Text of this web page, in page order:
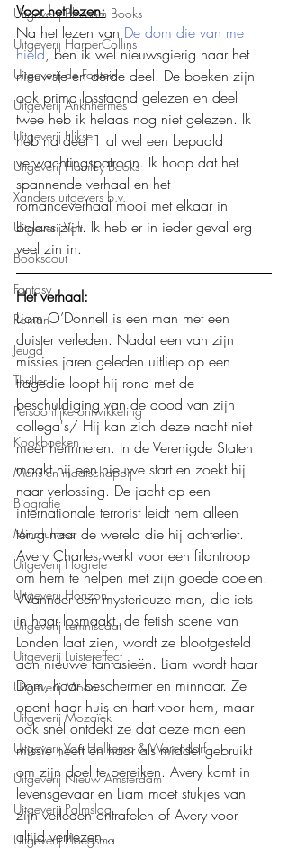
Uitgeverij Blossom Books
Uitgeverij HarperCollins
Uitgeverij de Fontein
Uitgeverij Ankhhermes
Uitgeverij Elikser
Uitgeverij Hamley Books
Xanders uitgevers b.v.
Uitgeverij Volt
Bookscout
Fantasy
Roman
Jeugd
Thriller
Persoonlijke ontwikkeling
Kookboeken
Mens en maatschappij
Biografie
Mindfulness
Uitgeverij Hogrefe
Uitgeverij Horizon
Uitgeverij Lemniscaat
Uitgeverij Luistereffect
Uitgeverij Moon
Uitgeverij Mozaïek
Uitgeverij Van Holkema & Warendorf
Uitgeverij Nieuw Amsterdam
Uitgeverij Palmslag
Uitgeverij Ploegsma
Voor het lezen:
Na het lezen van De dom die van me
hield, ben ik wel nieuwsgierig naar het
nieuwste en derde deel. De boeken zijn
ook prima losstaand gelezen en deel
twee heb ik helaas nog niet gelezen. Ik
heb na deel 1 al wel een bepaald
verwachtingspatroon. Ik hoop dat het
spannende verhaal en het
romanceverhaal mooi met elkaar in
balans zijn. Ik heb er in ieder geval erg
veel zin in.
Het verhaal:
Liam O’Donnell is een man met een
duister verleden. Nadat een van zijn
missies jaren geleden uitliep op een
tragedie loopt hij rond met de
beschuldiging van de dood van zijn
collega's/ Hij kan zich deze nacht niet
meer herinneren. In de Verenigde Staten
maakt hij een nieuwe start en zoekt hij
naar verlossing. De jacht op een
internationale terrorist leidt hem alleen
terug naar de wereld die hij achterliet.
Avery Charles werkt voor een filantroop
om hem te helpen met zijn goede doelen.
Wanneer een mysterieuze man, die iets
in haar losmaakt, de fetish scene van
Londen laat zien, wordt ze blootgesteld
aan nieuwe fantasieën. Liam wordt haar
Dom, haar beschermer en minnaar. Ze
opent haar huis en hart voor hem, maar
ook snel ontdekt ze dat deze man een
missie heeft en haar als middel gebruikt
om zijn doel te bereiken. Avery komt in
levensgevaar en Liam moet stukjes van
zijn verleden ontrafelen of Avery voor
altijd verliezen...